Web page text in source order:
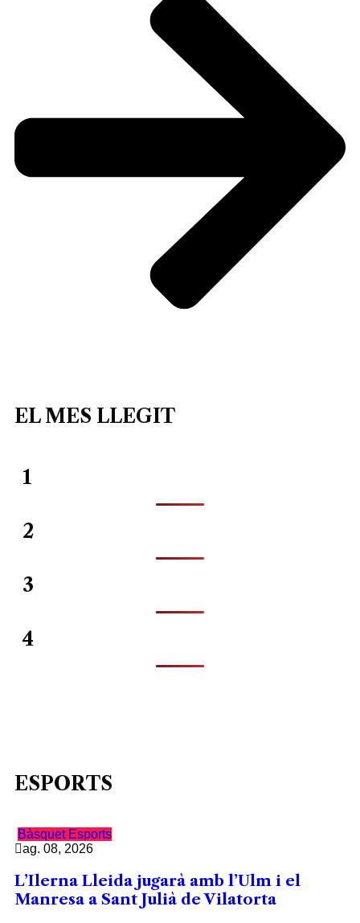
EL MES LLEGIT
1
2
3
4
ESPORTS
Bàsquet Esports
ag. 08, 2026
L’Ilerna Lleida jugarà amb l’Ulm i el
Manresa a Sant Julià de Vilatorta